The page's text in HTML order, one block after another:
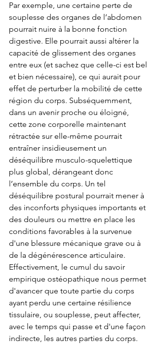
Par exemple, une certaine perte de
souplesse des organes de l’abdomen
pourrait nuire à la bonne fonction
digestive. Elle pourrait aussi altérer la
capacité de glissement des organes
entre eux (et sachez que celle-ci est bel
et bien nécessaire), ce qui aurait pour
effet de perturber la mobilité de cette
région du corps. Subséquemment,
dans un avenir proche ou éloigné,
cette zone corporelle maintenant
rétractée sur elle-même pourrait
entraîner insidieusement un
déséquilibre musculo-squelettique
plus global, dérangeant donc
l’ensemble du corps. Un tel
déséquilibre postural pourrait mener à
des inconforts physiques importants et
des douleurs ou mettre en place les
conditions favorables à la survenue
d'une blessure mécanique grave ou à
de la dégénérescence articulaire.
Effectivement, le cumul du savoir
empirique ostéopathique nous permet
d'avancer que toute partie du corps
ayant perdu une certaine résilience
tissulaire, ou souplesse, peut affecter,
avec le temps qui passe et d'une façon
indirecte, les autres parties du corps.